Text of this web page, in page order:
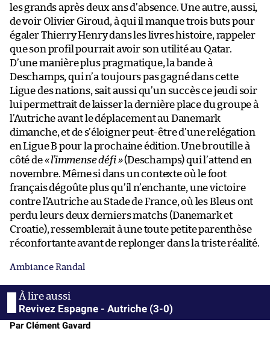
les grands après deux ans d’absence. Une autre, aussi,
de voir Olivier Giroud, à qui il manque trois buts pour
égaler Thierry Henry dans les livres histoire, rappeler
que son profil pourrait avoir son utilité au Qatar.
D’une manière plus pragmatique, la bande à
Deschamps, qui n’a toujours pas gagné dans cette
Ligue des nations, sait aussi qu’un succès ce jeudi soir
lui permettrait de laisser la dernière place du groupe à
l’Autriche avant le déplacement au Danemark
dimanche, et de s’éloigner peut-être d’une relégation
en Ligue B pour la prochaine édition. Une broutille à
côté de« l’immense défi »(Deschamps) qui l’attend en
novembre. Même si dans un contexte où le foot
français dégoûte plus qu’il n’enchante, une victoire
contre l’Autriche au Stade de France, où les Bleus ont
perdu leurs deux derniers matchs (Danemark et
Croatie), ressemblerait à une toute petite parenthèse
réconfortante avant de replonger dans la triste réalité.
Ambiance Randal
Revivez Espagne - Autriche (3-0)
Par Clément Gavard